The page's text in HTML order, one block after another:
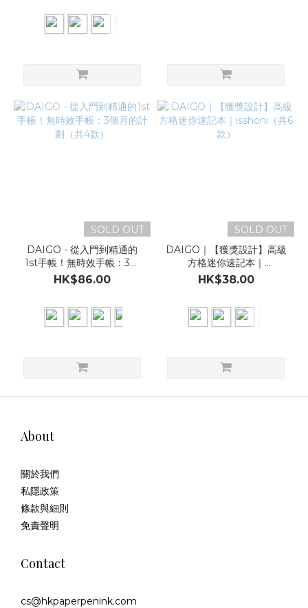
SOLD OUT
DAIGO - 從入門到精通的
1st手帳！無時效手帳：3個
月的計劃（共4款）
HK$86.00
SOLD OUT
DAIGO｜【獲獎設計】高級
方格迷你速記本｜
isshoni（共6款）
HK$38.00
About
關於我們
私隱政策
條款與細則
免責聲明
Contact
cs@hkpaperpenink.com